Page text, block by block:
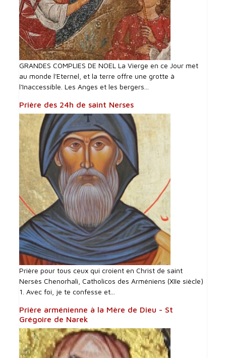
GRANDES COMPLIES DE NOEL La Vierge en ce Jour met
au monde l'Eternel, et la terre offre une grotte à
l'Inaccessible. Les Anges et les bergers...
Prière des 24h de saint Nerses
Prière pour tous ceux qui croient en Christ de saint
Nersès Chenorhali, Catholicos des Arméniens (XIIe siècle)
1. Avec foi, je te confesse et...
Prière arménienne à la Mère de Dieu - St
Grégoire de Narek